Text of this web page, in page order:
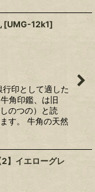
[UMG-12k1]
行印として適した
角印鑑、は旧
のつの）と読
す。 牛角の天然
】イエローグレ